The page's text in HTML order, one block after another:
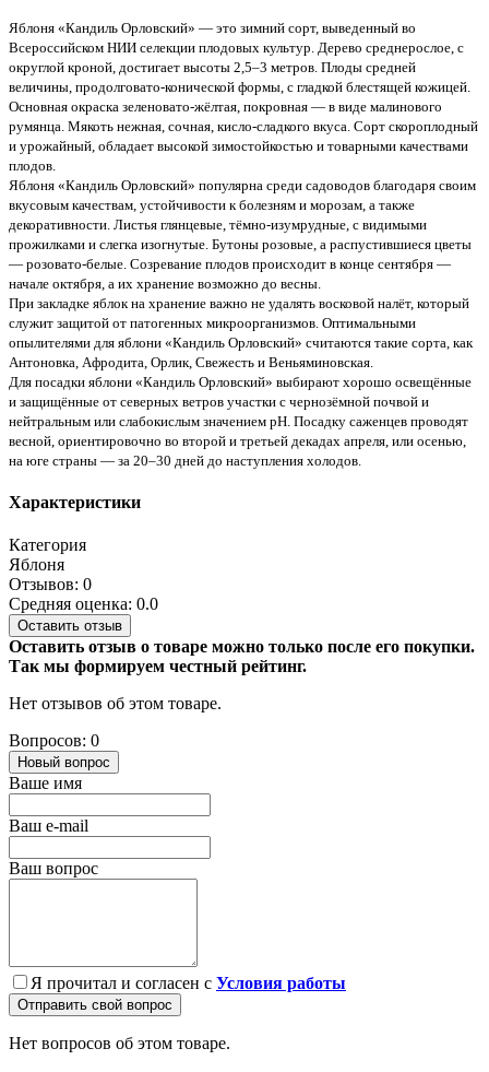
Яблоня «Кандиль Орловский» — это зимний сорт, выведенный во
Всероссийском НИИ селекции плодовых культур. Дерево среднерослое, с
округлой кроной, достигает высоты 2,5–3 метров. Плоды средней
величины, продолговато-конической формы, с гладкой блестящей кожицей.
Основная окраска зеленовато-жёлтая, покровная — в виде малинового
румянца. Мякоть нежная, сочная, кисло-сладкого вкуса. Сорт скороплодный
и урожайный, обладает высокой зимостойкостью и товарными качествами
плодов.
Яблоня «Кандиль Орловский» популярна среди садоводов благодаря своим
вкусовым качествам, устойчивости к болезням и морозам, а также
декоративности. Листья глянцевые, тёмно-изумрудные, с видимыми
прожилками и слегка изогнутые. Бутоны розовые, а распустившиеся цветы
— розовато-белые. Созревание плодов происходит в конце сентября —
начале октября, а их хранение возможно до весны.
При закладке яблок на хранение важно не удалять восковой налёт, который
служит защитой от патогенных микроорганизмов. Оптимальными
опылителями для яблони «Кандиль Орловский» считаются такие сорта, как
Антоновка, Афродита, Орлик, Свежесть и Веньяминовская.
Для посадки яблони «Кандиль Орловский» выбирают хорошо освещённые
и защищённые от северных ветров участки с чернозёмной почвой и
нейтральным или слабокислым значением pH. Посадку саженцев проводят
весной, ориентировочно во второй и третьей декадах апреля, или осенью,
на юге страны — за 20–30 дней до наступления холодов.
Характеристики
Категория
Яблоня
Отзывов: 0
Средняя оценка: 0.0
Оставить отзыв
Оставить отзыв о товаре можно только после его покупки.
Так мы формируем честный рейтинг.
Нет отзывов об этом товаре.
Вопросов: 0
Новый вопрос
Ваше имя
Ваш e-mail
Ваш вопрос
Я прочитал и согласен с Условия работы
Отправить свой вопрос
Нет вопросов об этом товаре.